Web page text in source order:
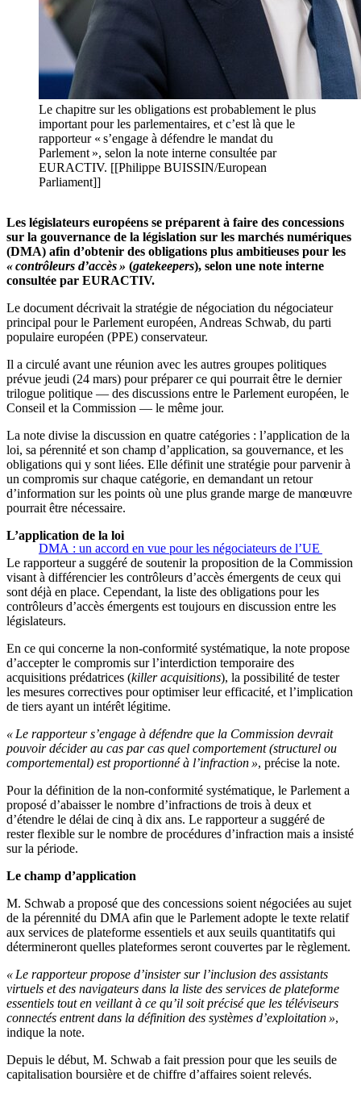
Le chapitre sur les obligations est probablement le plus
important pour les parlementaires, et c’est là que le
rapporteur « s’engage à défendre le mandat du
Parlement », selon la note interne consultée par
EURACTIV. [[Philippe BUISSIN/European
Parliament]]
Les législateurs européens se préparent à faire des concessions
sur la gouvernance de la législation sur les marchés numériques
(DMA) afin d’obtenir des obligations plus ambitieuses pour les
« contrôleurs d’accès » (gatekeepers), selon une note interne
consultée par EURACTIV.
Le document décrivait la stratégie de négociation du négociateur
principal pour le Parlement européen, Andreas Schwab, du parti
populaire européen (PPE) conservateur.
Il a circulé avant une réunion avec les autres groupes politiques
prévue jeudi (24 mars) pour préparer ce qui pourrait être le dernier
trilogue politique — des discussions entre le Parlement européen, le
Conseil et la Commission — le même jour.
La note divise la discussion en quatre catégories : l’application de la
loi, sa pérennité et son champ d’application, sa gouvernance, et les
obligations qui y sont liées. Elle définit une stratégie pour parvenir à
un compromis sur chaque catégorie, en demandant un retour
d’information sur les points où une plus grande marge de manœuvre
pourrait être nécessaire.
DMA : un accord en vue pour les négociateurs de l’UE
L’application de la loi
Le rapporteur a suggéré de soutenir la proposition de la Commission
visant à différencier les contrôleurs d’accès émergents de ceux qui
sont déjà en place. Cependant, la liste des obligations pour les
contrôleurs d’accès émergents est toujours en discussion entre les
législateurs.
En ce qui concerne la non-conformité systématique, la note propose
d’accepter le compromis sur l’interdiction temporaire des
acquisitions prédatrices (killer acquisitions), la possibilité de tester
les mesures correctives pour optimiser leur efficacité, et l’implication
de tiers ayant un intérêt légitime.
« Le rapporteur s’engage à défendre que la Commission devrait
pouvoir décider au cas par cas quel comportement (structurel ou
comportemental) est proportionné à l’infraction », précise la note.
Pour la définition de la non-conformité systématique, le Parlement a
proposé d’abaisser le nombre d’infractions de trois à deux et
d’étendre le délai de cinq à dix ans. Le rapporteur a suggéré de
rester flexible sur le nombre de procédures d’infraction mais a insisté
sur la période.
Le champ d’application
M. Schwab a proposé que des concessions soient négociées au sujet
de la pérennité du DMA afin que le Parlement adopte le texte relatif
aux services de plateforme essentiels et aux seuils quantitatifs qui
détermineront quelles plateformes seront couvertes par le règlement.
« Le rapporteur propose d’insister sur l’inclusion des assistants
virtuels et des navigateurs dans la liste des services de plateforme
essentiels tout en veillant à ce qu’il soit précisé que les téléviseurs
connectés entrent dans la définition des systèmes d’exploitation »,
indique la note.
Depuis le début, M. Schwab a fait pression pour que les seuils de
capitalisation boursière et de chiffre d’affaires soient relevés.